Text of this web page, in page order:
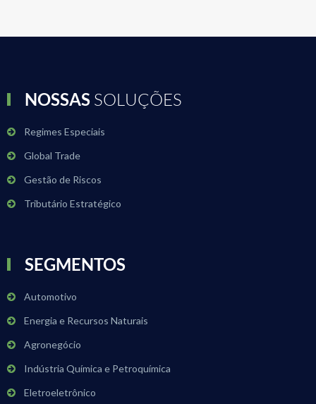
NOSSAS SOLUÇÕES
Regimes Especiais
Global Trade
Gestão de Riscos
Tributário Estratégico
SEGMENTOS
Automotivo
Energia e Recursos Naturais
Agronegócio
Indústria Química e Petroquímica
Eletroeletrônico